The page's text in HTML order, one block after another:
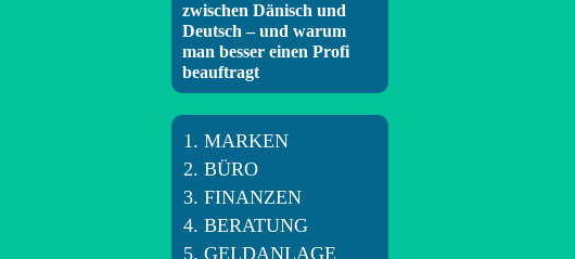
zwischen Dänisch und
Deutsch – und warum
man besser einen Profi
beauftragt
MARKEN
BÜRO
FINANZEN
BERATUNG
GELDANLAGE